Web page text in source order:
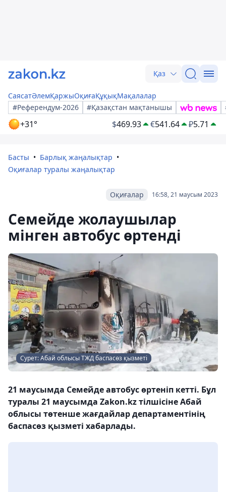
Қаз
СаясатӘлемҚаржыОқиғаҚұқықМақалалар
#Референдум-2026
#Қазақстан мақтанышы
+31° $469.93 €541.64 ₽5.71
Басты
Барлық жаңалықтар
Оқиғалар туралы жаңалықтар
16:58, 21 маусым 2023
Оқиғалар
Семейде жолаушылар
мінген автобус өртенді
Сурет: Абай облысы ТЖД баспасөз қызметі
21 маусымда Семейде автобус өртеніп кетті. Бұл
туралы 21 маусымда Zakon.kz тілшісіне Абай
облысы төтенше жағдайлар департаментінің
баспасөз қызметі хабарлады.